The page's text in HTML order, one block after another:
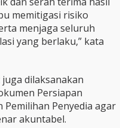
memitigasi risiko
menjaga seluruh
yang berlaku,” kata
dilaksanakan
Persiapan
Penyedia agar
akuntabel.